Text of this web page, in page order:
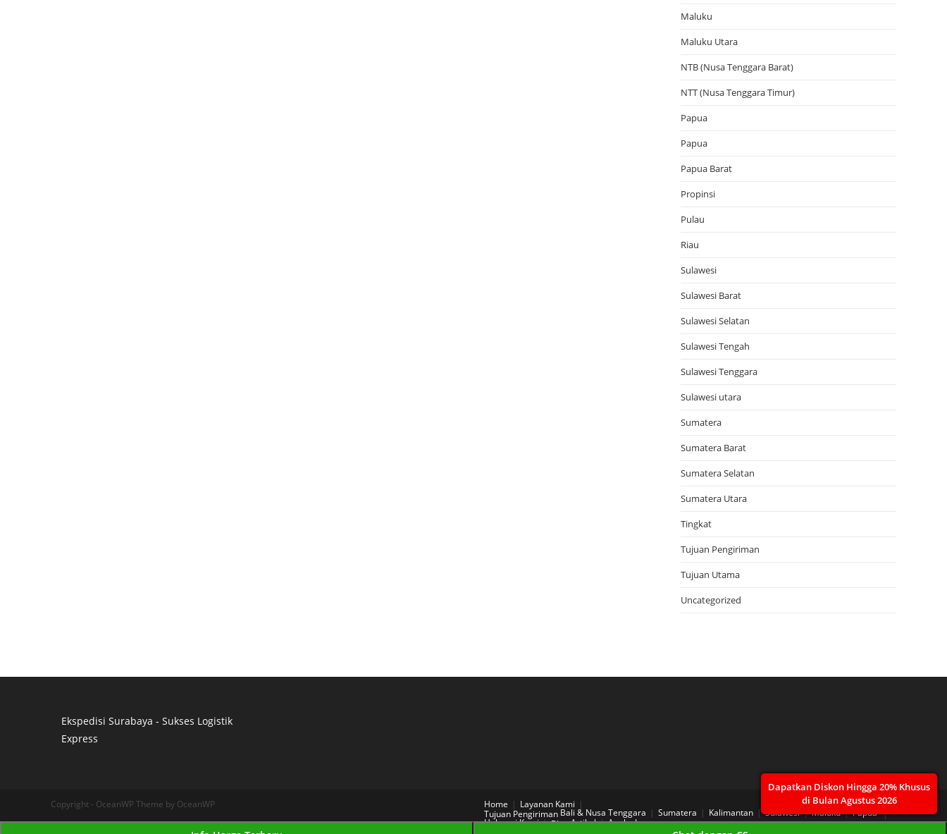
Maluku
Maluku Utara
NTB (Nusa Tenggara Barat)
NTT (Nusa Tenggara Timur)
Papua
Papua
Papua Barat
Propinsi
Pulau
Riau
Sulawesi
Sulawesi Barat
Sulawesi Selatan
Sulawesi Tengah
Sulawesi Tenggara
Sulawesi utara
Sumatera
Sumatera Barat
Sumatera Selatan
Sumatera Utara
Tingkat
Tujuan Pengiriman
Tujuan Utama
Uncategorized
Dapatkan Diskon Hingga 20% Khusus
di Bulan Agustus 2026
Ekspedisi Surabaya - Sukses Logistik
Express
Jasa Tank Cleaning
Home
Layanan Kami
Tujuan Pengiriman Bali & Nusa Tenggara Sumatera Kalimantan Sulawesi Maluku
Papua
Hubungi Kami
BlogArtikel Aneka Layanan
Copyright - OceanWP Theme by OceanWP